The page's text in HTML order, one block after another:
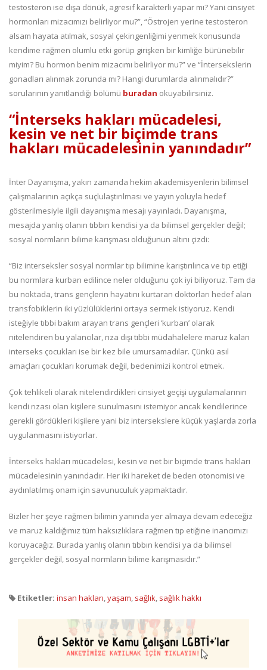
testosteron ise dışa dönük, agresif karakterli yapar mı? Yani cinsiyet
hormonları mizacımızı belirliyor mu?”, “Östrojen yerine testosteron
alsam hayata atılmak, sosyal çekingenliğimi yenmek konusunda
kendime rağmen olumlu etki görüp girişken bir kimliğe bürünebilir
miyim? Bu hormon benim mizacımı belirliyor mu?” ve “İntersekslerin
gonadları alınmak zorunda mı? Hangi durumlarda alınmalıdır?”
sorularının yanıtlandığı bölümü buradan okuyabilirsiniz.
“İnterseks hakları mücadelesi,
kesin ve net bir biçimde trans
hakları mücadelesinin yanındadır”
İnter Dayanışma, yakın zamanda hekim akademisyenlerin bilimsel
çalışmalarının açıkça suçlulaştırılması ve yayın yoluyla hedef
gösterilmesiyle ilgili dayanışma mesajı yayınladı. Dayanışma,
mesajda yanlış olanın tıbbın kendisi ya da bilimsel gerçekler değil;
sosyal normların bilime karışması olduğunun altını çizdi:
“Biz interseksler sosyal normlar tıp bilimine karıştırılınca ve tıp etiği
bu normlara kurban edilince neler olduğunu çok iyi biliyoruz. Tam da
bu noktada, trans gençlerin hayatını kurtaran doktorları hedef alan
transfobiklerin iki yüzlülüklerini ortaya sermek istiyoruz. Kendi
isteğiyle tıbbi bakım arayan trans gençleri ‘kurban’ olarak
nitelendiren bu yalancılar, rıza dışı tıbbi müdahalelere maruz kalan
interseks çocukları ise bir kez bile umursamadılar. Çünkü asıl
amaçları çocukları korumak değil, bedenimizi kontrol etmek.
Çok tehlikeli olarak nitelendirdikleri cinsiyet geçişi uygulamalarının
kendi rızası olan kişilere sunulmasını istemiyor ancak kendilerince
gerekli gördükleri kişilere yani biz intersekslere küçük yaşlarda zorla
uygulanmasını istiyorlar.
İnterseks hakları mücadelesi, kesin ve net bir biçimde trans hakları
mücadelesinin yanındadır. Her iki hareket de beden otonomisi ve
aydınlatılmış onam için savunuculuk yapmaktadır.
Bizler her şeye rağmen bilimin yanında yer almaya devam edeceğiz
ve maruz kaldığımız tüm haksızlıklara rağmen tıp etiğine inancımızı
koruyacağız. Burada yanlış olanın tıbbın kendisi ya da bilimsel
gerçekler değil, sosyal normların bilime karışmasıdır.”
Etiketler: insan hakları,yaşam, sağlık, sağlık hakkı